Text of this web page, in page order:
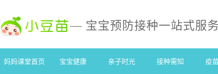
— 宝宝预防接种一站式服
妈妈课堂首页 宝宝健康 亲子时光 接种需知 疫